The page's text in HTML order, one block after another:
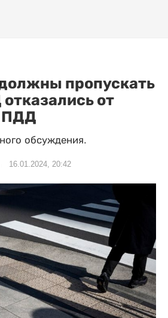
пропускать
от
ПДД
обсуждения.
16.01.2024, 20:42